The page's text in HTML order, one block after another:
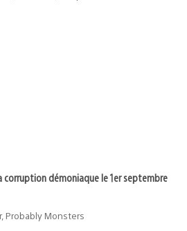
corruption démoniaque le 1er septembre
Probably Monsters